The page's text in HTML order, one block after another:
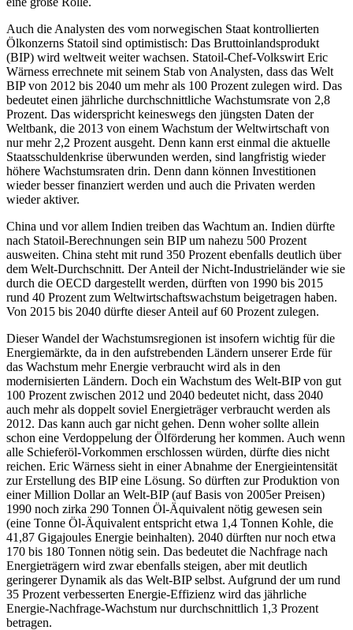
Auch die Analysten des vom norwegischen Staat kontrollierten
Ölkonzerns Statoil sind optimistisch: Das Bruttoinlandsprodukt
(BIP) wird weltweit weiter wachsen. Statoil-Chef-Volkswirt Eric
Wärness errechnete mit seinem Stab von Analysten, dass das Welt
BIP von 2012 bis 2040 um mehr als 100 Prozent zulegen wird. Das
bedeutet einen jährliche durchschnittliche Wachstumsrate von 2,8
Prozent. Das widerspricht keineswegs den jüngsten Daten der
Weltbank, die 2013 von einem Wachstum der Weltwirtschaft von
nur mehr 2,2 Prozent ausgeht. Denn kann erst einmal die aktuelle
Staatsschuldenkrise überwunden werden, sind langfristig wieder
höhere Wachstumsraten drin. Denn dann können Investitionen
wieder besser finanziert werden und auch die Privaten werden
wieder aktiver.
China und vor allem Indien treiben das Wachtum an. Indien dürfte
nach Statoil-Berechnungen sein BIP um nahezu 500 Prozent
ausweiten. China steht mit rund 350 Prozent ebenfalls deutlich über
dem Welt-Durchschnitt. Der Anteil der Nicht-Industrieländer wie sie
durch die OECD dargestellt werden, dürften von 1990 bis 2015
rund 40 Prozent zum Weltwirtschaftswachstum beigetragen haben.
Von 2015 bis 2040 dürfte dieser Anteil auf 60 Prozent zulegen.
Dieser Wandel der Wachstumsregionen ist insofern wichtig für die
Energiemärkte, da in den aufstrebenden Ländern unserer Erde für
das Wachstum mehr Energie verbraucht wird als in den
modernisierten Ländern. Doch ein Wachstum des Welt-BIP von gut
100 Prozent zwischen 2012 und 2040 bedeutet nicht, dass 2040
auch mehr als doppelt soviel Energieträger verbraucht werden als
2012. Das kann auch gar nicht gehen. Denn woher sollte allein
schon eine Verdoppelung der Ölförderung her kommen. Auch wenn
alle Schieferöl-Vorkommen erschlossen würden, dürfte dies nicht
reichen. Eric Wärness sieht in einer Abnahme der Energieintensität
zur Erstellung des BIP eine Lösung. So dürften zur Produktion von
einer Million Dollar an Welt-BIP (auf Basis von 2005er Preisen)
1990 noch zirka 290 Tonnen Öl-Äquivalent nötig gewesen sein
(eine Tonne Öl-Äquivalent entspricht etwa 1,4 Tonnen Kohle, die
41,87 Gigajoules Energie beinhalten). 2040 dürften nur noch etwa
170 bis 180 Tonnen nötig sein. Das bedeutet die Nachfrage nach
Energieträgern wird zwar ebenfalls steigen, aber mit deutlich
geringerer Dynamik als das Welt-BIP selbst. Aufgrund der um rund
35 Prozent verbesserten Energie-Effizienz wird das jährliche
Energie-Nachfrage-Wachstum nur durchschnittlich 1,3 Prozent
betragen.